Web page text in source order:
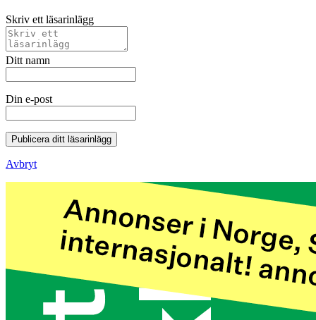
Skriv ett läsarinlägg
Ditt namn
Din e-post
Publicera ditt läsarinlägg
Avbryt